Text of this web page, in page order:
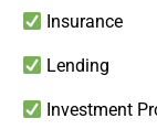
Insurance
Lending
Investment